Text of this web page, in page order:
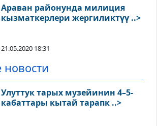
Араван районунда милиция
кызматкерлери жергиликтүү ..>
21.05.2020 18:31
новости
Улуттук тарых музейинин 4–5-
кабаттары кытай тарапк ..>